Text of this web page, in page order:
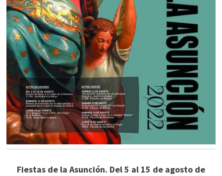
Fiestas de la Asunción. Del 5 al 15 de agosto de